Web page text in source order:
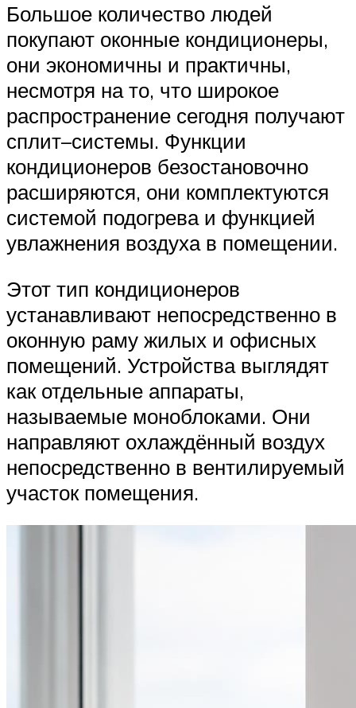
Большое количество людей
покупают оконные кондиционеры,
они экономичны и практичны,
несмотря на то, что широкое
распространение сегодня получают
сплит–системы. Функции
кондиционеров безостановочно
расширяются, они комплектуются
системой подогрева и функцией
увлажнения воздуха в помещении.
Этот тип кондиционеров
устанавливают непосредственно в
оконную раму жилых и офисных
помещений. Устройства выглядят
как отдельные аппараты,
называемые моноблоками. Они
направляют охлаждённый воздух
непосредственно в вентилируемый
участок помещения.